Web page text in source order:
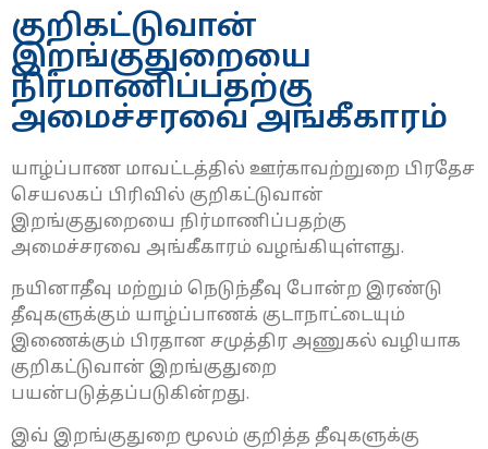
குறிகட்டுவான்
இறங்குதுறையை
நிர்மாணிப்பதற்கு
அமைச்சரவை அங்கீகாரம்
யாழ்ப்பாண மாவட்டத்தில் ஊர்காவற்றுறை பிரதேச
செயலகப் பிரிவில் குறிகட்டுவான்
இறங்குதுறையை நிர்மாணிப்பதற்கு
அமைச்சரவை அங்கீகாரம் வழங்கியுள்ளது.
நயினாதீவு மற்றும் நெடுந்தீவு போன்ற இரண்டு
தீவுகளுக்கும் யாழ்ப்பாணக் குடாநாட்டையும்
இணைக்கும் பிரதான சமுத்திர அணுகல் வழியாக
குறிகட்டுவான் இறங்குதுறை
பயன்படுத்தப்படுகின்றது.
இவ் இறங்குதுறை மூலம் குறித்த தீவுகளுக்கு